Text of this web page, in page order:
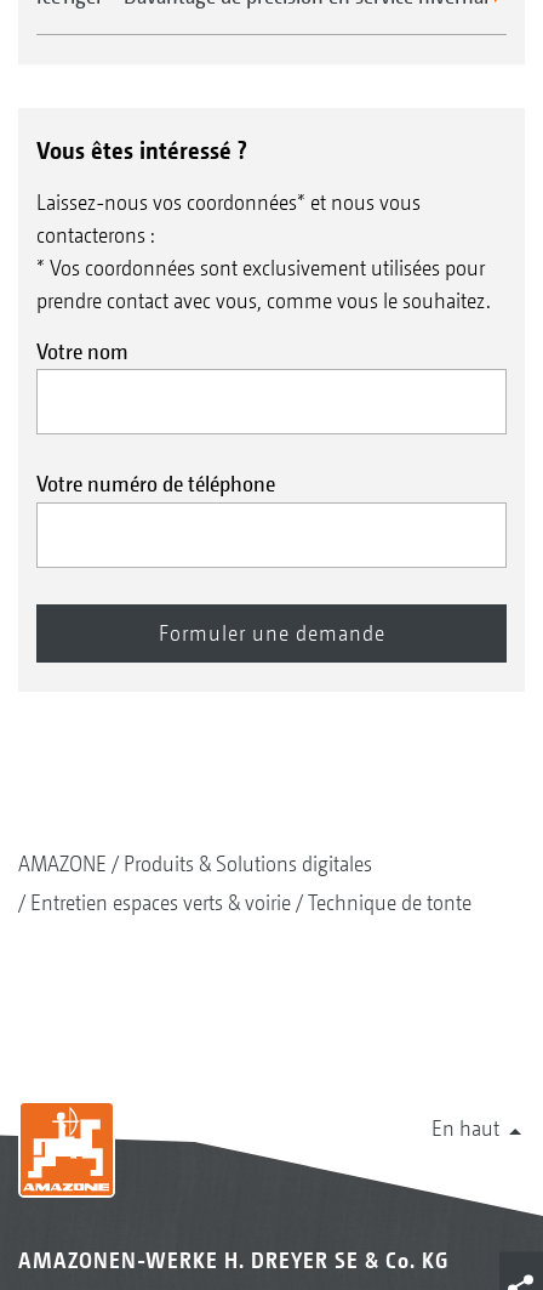
Des pneus gazon extra-larges sont disponibles en
Coupe-batterie1
Vous êtes intéressé ?
Laissez-nous vos coordonnées* et nous vous
contacterons :
* Vos coordonnées sont exclusivement utilisées pour
prendre contact avec vous, comme vous le souhaitez.
Votre nom
Votre numéro de téléphone
AMAZONE
Produits & Solutions digitales
Entretien espaces verts & voirie
Technique de tonte
En haut
AMAZONEN-WERKE H. DREYER SE & Co. KG